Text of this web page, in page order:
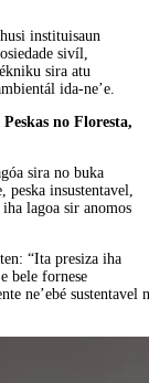
instituisaun
sivíl,
sira atu
ida-ne’e.
no Floresta,
sira no buka
peska insustentavel,
lagoa sir anomos
“Ita presiza iha
bele fornese
ne’ebé sustentavel